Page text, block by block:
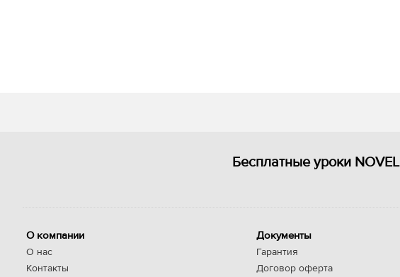
Бесплатные уроки NOVEL
О компании
О нас
Контакты
Документы
Гарантия
Договор оферта